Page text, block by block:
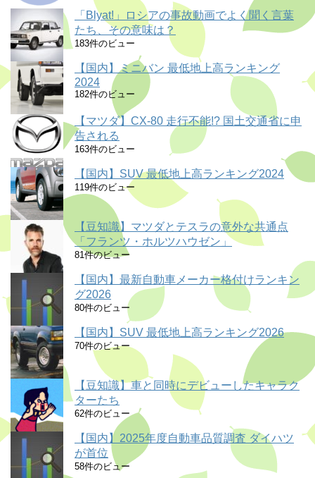
「Blyat!」ロシアの事故動画でよく聞く言葉
たち、その意味は？
183件のビュー
【国内】ミニバン 最低地上高ランキング
2024
182件のビュー
【マツダ】CX-80 走行不能!? 国土交通省に申
告される
163件のビュー
【国内】SUV 最低地上高ランキング2024
119件のビュー
【豆知識】マツダとテスラの意外な共通点
「フランツ・ホルツハウゼン」
81件のビュー
【国内】最新自動車メーカー格付けランキン
グ2026
80件のビュー
【国内】SUV 最低地上高ランキング2026
70件のビュー
【豆知識】車と同時にデビューしたキャラク
ターたち
62件のビュー
【国内】2025年度自動車品質調査 ダイハツ
が首位
58件のビュー